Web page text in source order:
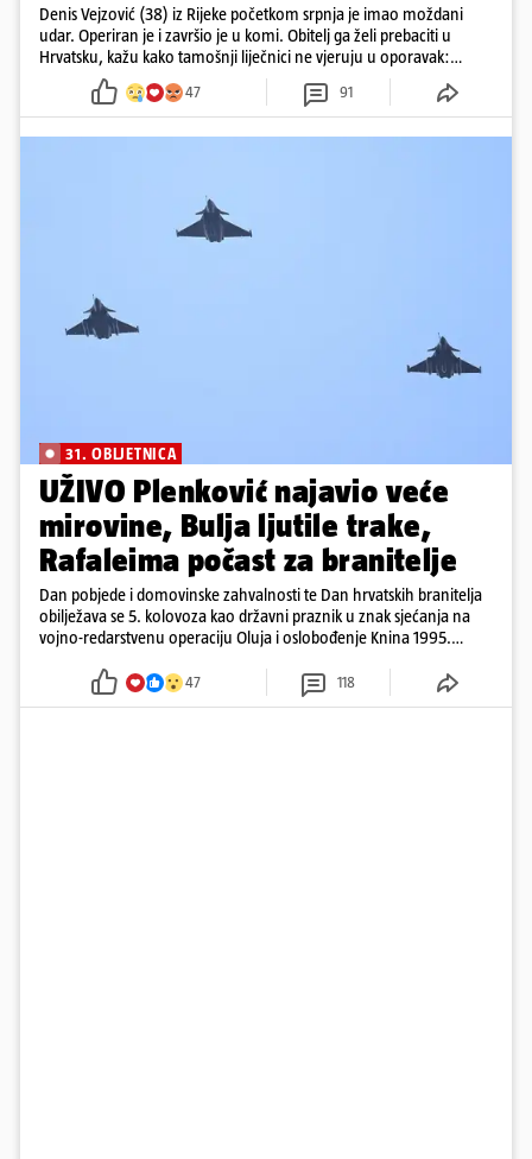
Denis Vejzović (38) iz Rijeke početkom srpnja je imao moždani
udar. Operiran je i završio je u komi. Obitelj ga želi prebaciti u
Hrvatsku, kažu kako tamošnji liječnici ne vjeruju u oporavak:
'Imamo 72 sata'
47 91
31. OBLJETNICA
UŽIVO Plenković najavio veće
mirovine, Bulja ljutile trake,
Rafaleima počast za branitelje
Dan pobjede i domovinske zahvalnosti te Dan hrvatskih branitelja
obilježava se 5. kolovoza kao državni praznik u znak sjećanja na
vojno-redarstvenu operaciju Oluja i oslobođenje Knina 1995.
47 118